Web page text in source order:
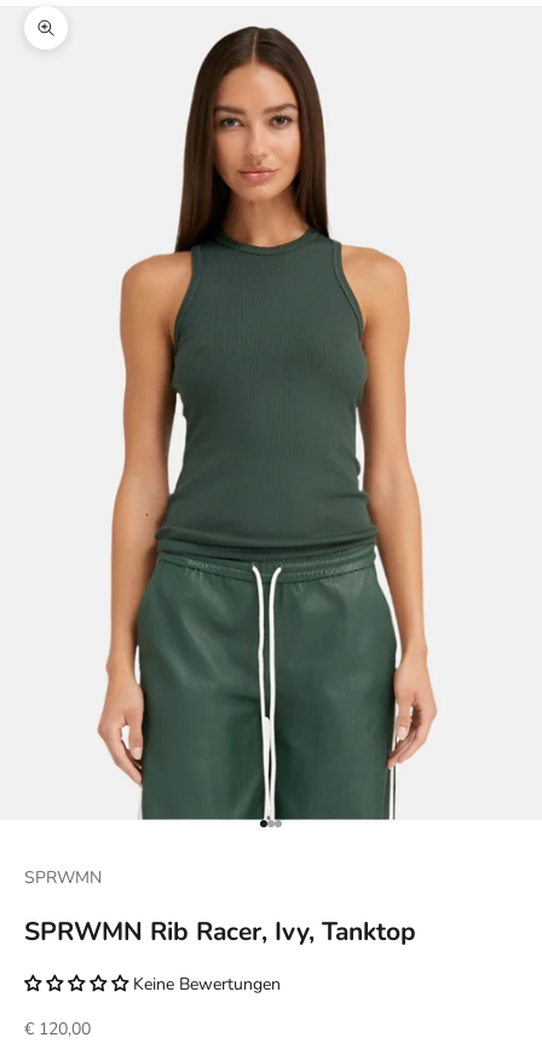
Bild vergrößern
Gehe zu Element 1
Gehe zu Element 2
Gehe zu Element 3
SPRWMN
SPRWMN Rib Racer, Ivy, Tanktop
Keine Bewertungen
Angebot
€ 120,00